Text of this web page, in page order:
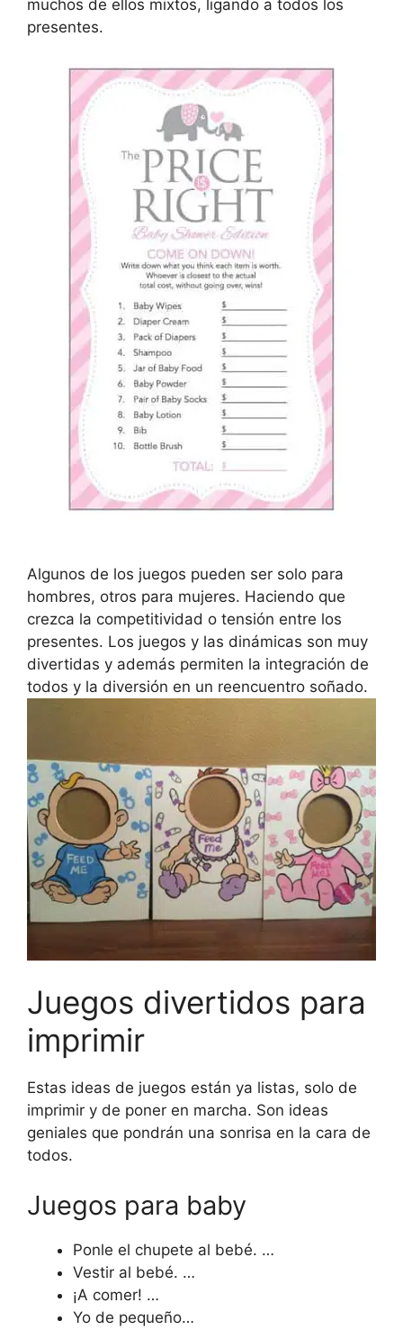
muchos de ellos mixtos, ligando a todos los
presentes.
Algunos de los juegos pueden ser solo para
hombres, otros para mujeres. Haciendo que
crezca la competitividad o tensión entre los
presentes. Los juegos y las dinámicas son muy
divertidas y además permiten la integración de
todos y la diversión en un reencuentro soñado.
Juegos divertidos para
imprimir
Estas ideas de juegos están ya listas, solo de
imprimir y de poner en marcha. Son ideas
geniales que pondrán una sonrisa en la cara de
todos.
Juegos para baby
Ponle el chupete al bebé. …
Vestir al bebé. …
¡A comer! …
Yo de pequeño…